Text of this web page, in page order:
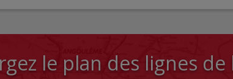
le plan des lignes de